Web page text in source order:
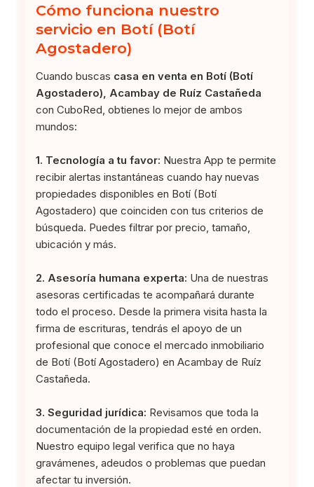
Cómo funciona nuestro
servicio en Botí (Botí
Agostadero)
Cuando buscas casa en venta en Botí (Botí
Agostadero), Acambay de Ruíz Castañeda
con CuboRed, obtienes lo mejor de ambos
mundos:
1. Tecnología a tu favor: Nuestra App te permite
recibir alertas instantáneas cuando hay nuevas
propiedades disponibles en Botí (Botí
Agostadero) que coinciden con tus criterios de
búsqueda. Puedes filtrar por precio, tamaño,
ubicación y más.
2. Asesoría humana experta: Una de nuestras
asesoras certificadas te acompañará durante
todo el proceso. Desde la primera visita hasta la
firma de escrituras, tendrás el apoyo de un
profesional que conoce el mercado inmobiliario
de Botí (Botí Agostadero) en Acambay de Ruíz
Castañeda.
3. Seguridad jurídica: Revisamos que toda la
documentación de la propiedad esté en orden.
Nuestro equipo legal verifica que no haya
gravámenes, adeudos o problemas que puedan
afectar tu inversión.